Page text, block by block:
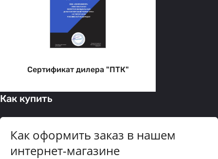
Сертификат дилера "ПТК"
Как купить
Как оформить заказ в нашем
интернет-магазине